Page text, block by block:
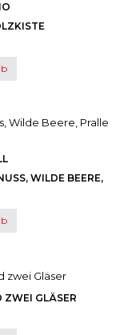
WILDE BEERE,
ZWEI GLÄSER